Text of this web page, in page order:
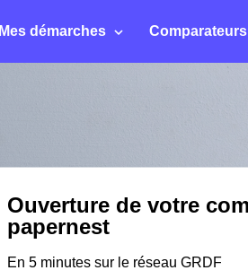
Mes démarches Comparateurs